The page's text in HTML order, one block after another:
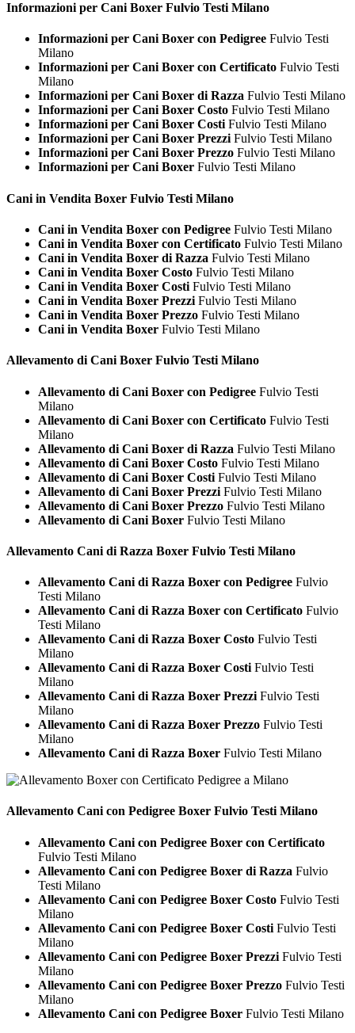
Informazioni per Cani Boxer Fulvio Testi Milano
Informazioni per Cani Boxer con Pedigree Fulvio Testi
Milano
Informazioni per Cani Boxer con Certificato Fulvio Testi
Milano
Informazioni per Cani Boxer di Razza Fulvio Testi Milano
Informazioni per Cani Boxer Costo Fulvio Testi Milano
Informazioni per Cani Boxer CostiFulvio Testi Milano
Informazioni per Cani Boxer PrezziFulvio Testi Milano
Informazioni per Cani Boxer Prezzo Fulvio Testi Milano
Informazioni per Cani Boxer Fulvio Testi Milano
Cani in Vendita Boxer Fulvio Testi Milano
Cani in Vendita Boxer con Pedigree Fulvio Testi Milano
Cani in Vendita Boxer con Certificato Fulvio Testi Milano
Cani in Vendita Boxer di Razza Fulvio Testi Milano
Cani in Vendita Boxer Costo Fulvio Testi Milano
Cani in Vendita Boxer Costi Fulvio Testi Milano
Cani in Vendita Boxer Prezzi Fulvio Testi Milano
Cani in Vendita Boxer Prezzo Fulvio Testi Milano
Cani in Vendita Boxer Fulvio Testi Milano
Allevamento di Cani Boxer Fulvio Testi Milano
Allevamento di Cani Boxer con Pedigree Fulvio Testi
Milano
Allevamento di Cani Boxer con Certificato Fulvio Testi
Milano
Allevamento di Cani Boxer di Razza Fulvio Testi Milano
Allevamento di Cani Boxer Costo Fulvio Testi Milano
Allevamento di Cani Boxer Costi Fulvio Testi Milano
Allevamento di Cani Boxer Prezzi Fulvio Testi Milano
Allevamento di Cani Boxer Prezzo Fulvio Testi Milano
Allevamento di Cani Boxer Fulvio Testi Milano
Allevamento Cani di Razza Boxer Fulvio Testi Milano
Allevamento Cani di Razza Boxer con Pedigree Fulvio
Testi Milano
Allevamento Cani di Razza Boxer con Certificato Fulvio
Testi Milano
Allevamento Cani di Razza Boxer Costo Fulvio Testi
Milano
Allevamento Cani di Razza Boxer Costi Fulvio Testi
Milano
Allevamento Cani di Razza Boxer Prezzi Fulvio Testi
Milano
Allevamento Cani di Razza Boxer Prezzo Fulvio Testi
Milano
Allevamento Cani di Razza Boxer Fulvio Testi Milano
Allevamento Cani con Pedigree Boxer Fulvio Testi Milano
Allevamento Cani con Pedigree Boxer con Certificato
Fulvio Testi Milano
Allevamento Cani con Pedigree Boxer di Razza Fulvio
Testi Milano
Allevamento Cani con Pedigree Boxer Costo Fulvio Testi
Milano
Allevamento Cani con Pedigree Boxer Costi Fulvio Testi
Milano
Allevamento Cani con Pedigree Boxer Prezzi Fulvio Testi
Milano
Allevamento Cani con Pedigree Boxer Prezzo Fulvio Testi
Milano
Allevamento Cani con Pedigree Boxer Fulvio Testi Milano